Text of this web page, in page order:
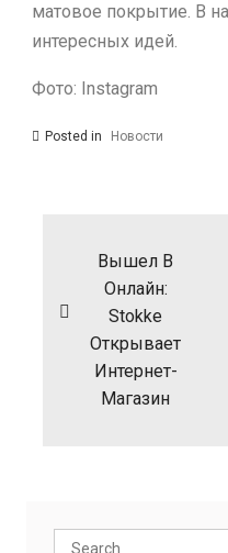
матовое покрытие. В
интересных идей.
Фото: Instagram
Posted in Новости
записямВышел В
Онлайн:
Stokke
Открывает
Интернет-
Магазин
Search